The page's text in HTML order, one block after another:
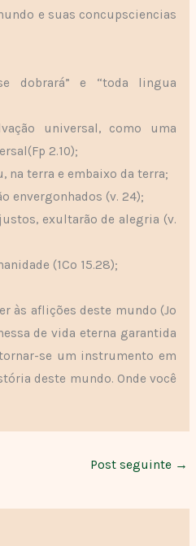
e suas concupsciencias
dobrará” e “toda lingua
universal, como uma
2.10);
na terra e embaixo da terra;
envergonhados (v. 24);
exultarão de alegria (v.
(1Co 15.28);
às aflições deste mundo (Jo
de vida eterna garantida
tornar-se um instrumento em
deste mundo. Onde você
Post seguinte →